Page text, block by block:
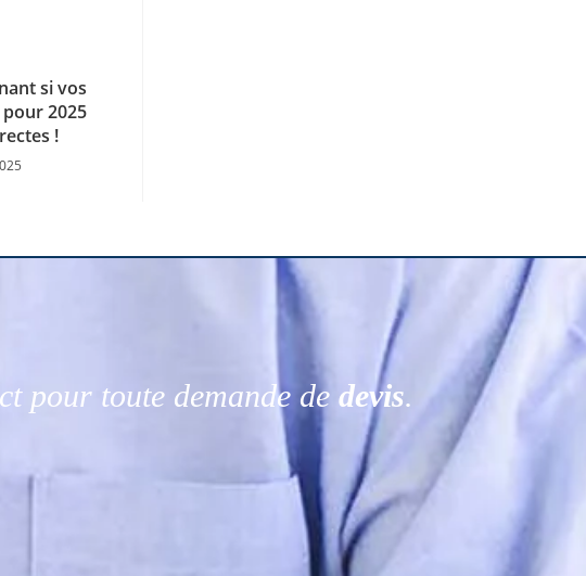
si vos
2025
!
pour toute demande de devis.